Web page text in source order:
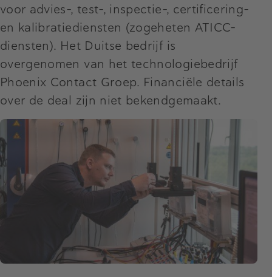
voor advies-, test-, inspectie-, certificering-
en kalibratiediensten (zogeheten ATICC-
diensten). Het Duitse bedrijf is
overgenomen van het technologiebedrijf
Phoenix Contact Groep. Financiële details
over de deal zijn niet bekendgemaakt.